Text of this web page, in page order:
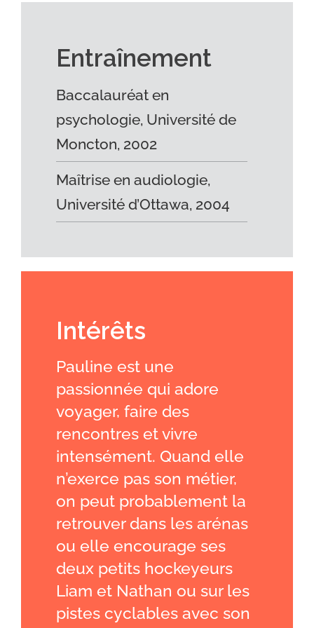
Entraînement
Baccalauréat en
psychologie, Université de
Moncton, 2002
Maîtrise en audiologie,
Université d’Ottawa, 2004
Intérêts
Pauline est une
passionnée qui adore
voyager, faire des
rencontres et vivre
intensément. Quand elle
n’exerce pas son métier,
on peut probablement la
retrouver dans les arénas
ou elle encourage ses
deux petits hockeyeurs
Liam et Nathan ou sur les
pistes cyclables avec son